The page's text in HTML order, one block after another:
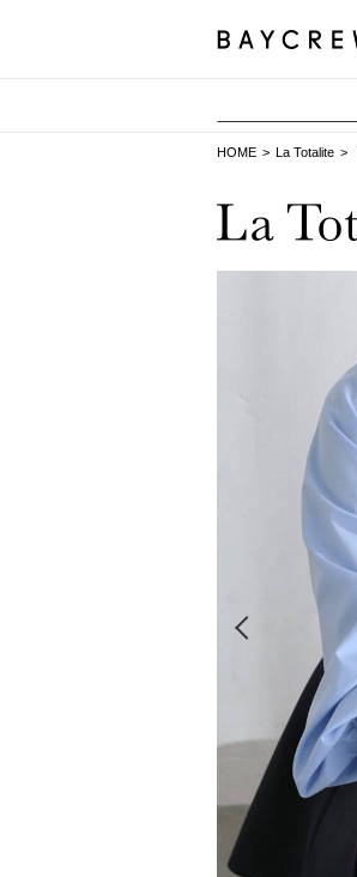
HOME La Totalite